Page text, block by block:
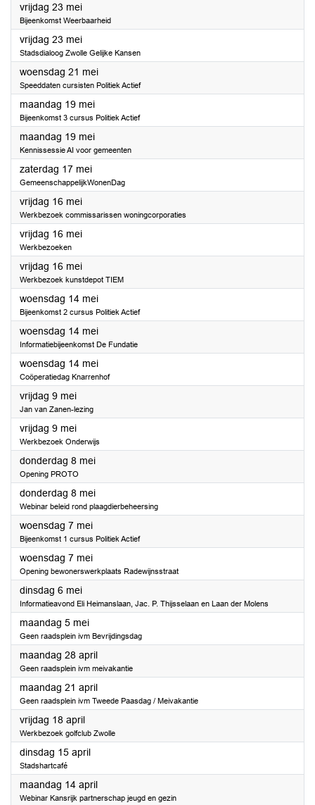
vrijdag 23 mei2025
Bijeenkomst Weerbaarheid
vrijdag 23 mei2025
Stadsdialoog Zwolle Gelijke Kansen
woensdag 21 mei2025
Speeddaten cursisten Politiek Actief
maandag 19 mei2025
Bijeenkomst 3 cursus Politiek Actief
maandag 19 mei2025
Kennissessie AI voor gemeenten
zaterdag 17 mei2025
GemeenschappelijkWonenDag
vrijdag 16 mei2025
Werkbezoek commissarissen woningcorporaties
vrijdag 16 mei2025
Werkbezoeken
vrijdag 16 mei2025
Werkbezoek kunstdepot TIEM
woensdag 14 mei2025
Bijeenkomst 2 cursus Politiek Actief
woensdag 14 mei2025
Informatiebijeenkomst De Fundatie
woensdag 14 mei2025
Coöperatiedag Knarrenhof
vrijdag 9 mei2025
Jan van Zanen-lezing
vrijdag 9 mei2025
Werkbezoek Onderwijs
donderdag 8 mei2025
Opening PROTO
donderdag 8 mei2025
Webinar beleid rond plaagdierbeheersing
woensdag 7 mei2025
Bijeenkomst 1 cursus Politiek Actief
woensdag 7 mei2025
Opening bewonerswerkplaats Radewijnsstraat
dinsdag 6 mei2025
Informatieavond Eli Heimanslaan, Jac. P. Thijsselaan en Laan der Molens
maandag 5 mei2025
Geen raadsplein ivm Bevrijdingsdag
maandag 28 april2025
Geen raadsplein ivm meivakantie
maandag 21 april2025
Geen raadsplein ivm Tweede Paasdag / Meivakantie
vrijdag 18 april2025
Werkbezoek golfclub Zwolle
dinsdag 15 april2025
Stadshartcafé
maandag 14 april2025
Webinar Kansrijk partnerschap jeugd en gezin